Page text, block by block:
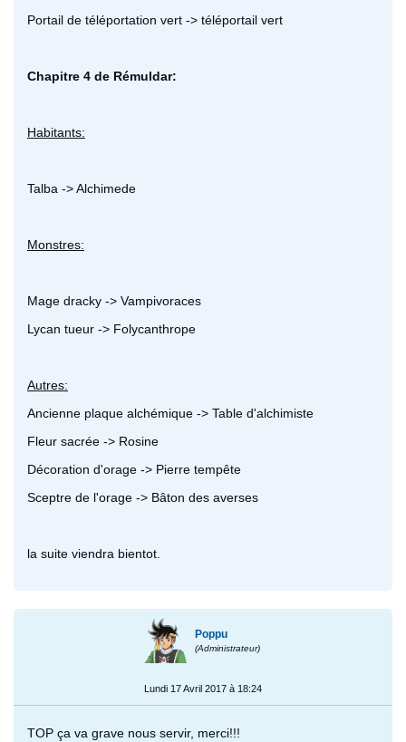
Portail de téléportation vert -> téléportail vert
Chapitre 4 de Rémuldar:
Habitants:
Talba -> Alchimede
Monstres:
Mage dracky -> Vampivoraces
Lycan tueur -> Folycanthrope
Autres:
Ancienne plaque alchémique -> Table d'alchimiste
Fleur sacrée -> Rosine
Décoration d'orage -> Pierre tempête
Sceptre de l'orage -> Bâton des averses
la suite viendra bientot.
Poppu
(Administrateur)
Lundi 17 Avril 2017 à 18:24
TOP ça va grave nous servir, merci!!!